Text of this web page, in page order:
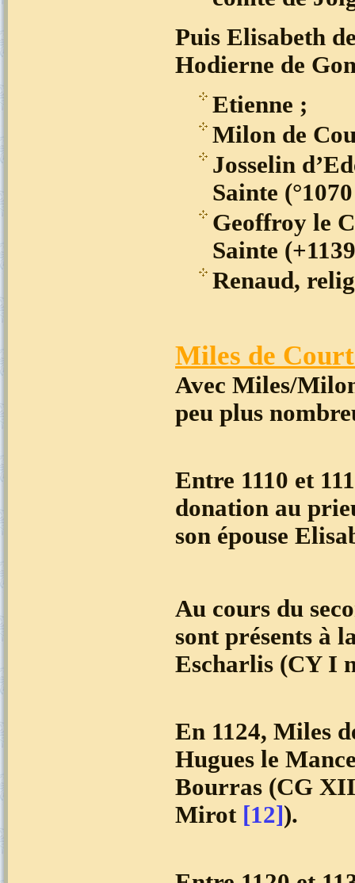
Puis Elisabeth
Hodierne de
Etienne ;
Milon de
Josselin
Sainte
Geoffroy le
Sainte
Renaud,
Miles de
Avec Miles/
peu plus
Entre 1110 et
donation au
son épouse
Au cours du
sont présents à
Escharlis (CY I
En 1124, Miles
Hugues le
Bourras (CG
Mirot [12]).